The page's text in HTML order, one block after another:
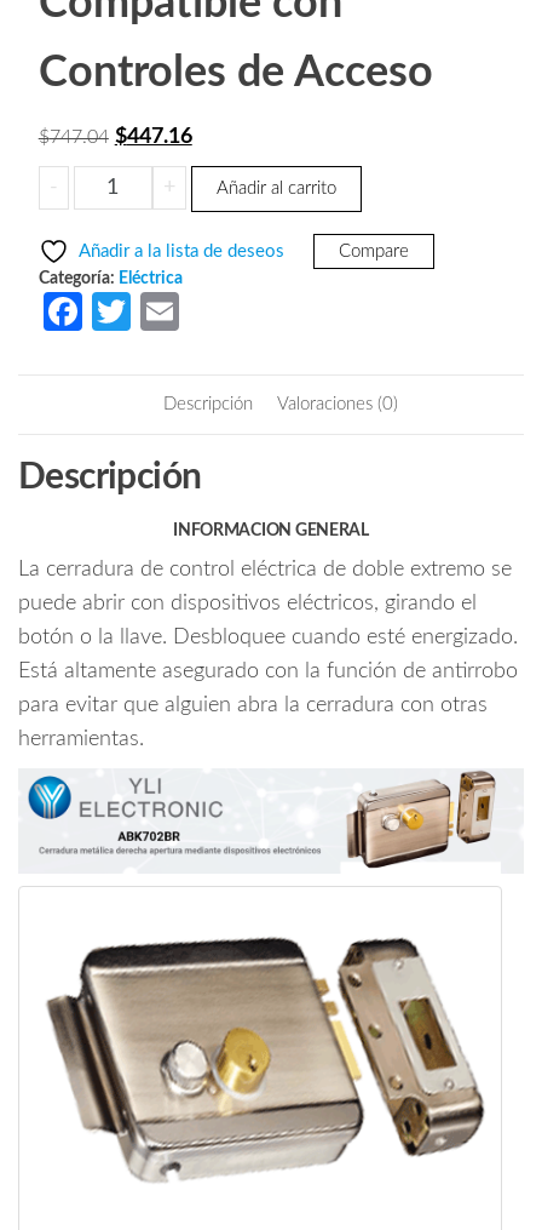
Controles de Acceso
$747.04 El
precio
original
$747.04.
$447.16El
precio
-
ABK702BR
Cerradura
Eléctrica
Derecha
Apertura
Llave
12VDC
/
Uso
Interior
/
Controles
de
+ Añadir al carrito
Añadir a la lista de deseos Compare
Categoría: Eléctrica
Fa
o
T
itt
ail
Descripción Valoraciones (0)
Descripción
INFORMACION GENERAL
La cerradura de control eléctrica de doble extremo se
puede abrir con dispositivos eléctricos, girando el
botón o la llave. Desbloquee cuando esté energizado.
Está altamente asegurado con la función de antirrobo
para evitar que alguien abra la cerradura con otras
herramientas.